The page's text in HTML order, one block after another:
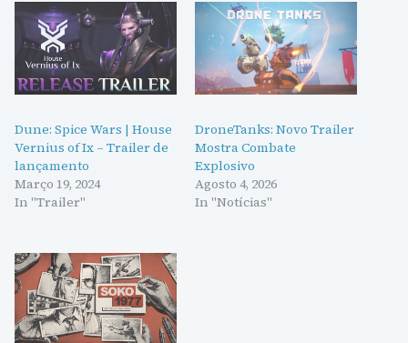
Dune: Spice Wars | House
Vernius of Ix – Trailer de
lançamento
Março 19, 2024
In "Trailer"
DroneTanks: Novo Trailer
Mostra Combate
Explosivo
Agosto 4, 2026
In "Notícias"